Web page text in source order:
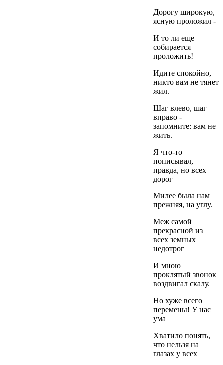
Дорогу широкую,
ясную проложил -
И то ли еще
собирается
проложить!
Идите спокойно,
никто вам не тянет
жил.
Шаг влево, шаг
вправо -
запомните: вам не
жить.
Я что-то
пописывал,
правда, но всех
дорог
Милее была нам
прежняя, на углу.
Меж самой
прекрасной из
всех земных
недотрог
И мною
проклятый звонок
воздвигал скалу.
Но хуже всего
перемены! У нас
ума
Хватило понять,
что нельзя на
глазах у всех